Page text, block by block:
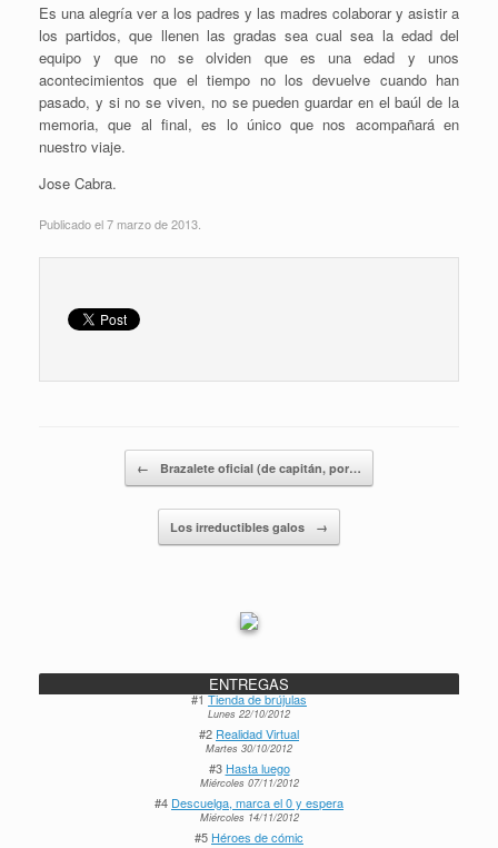
Es una alegría ver a los padres y las madres colaborar y asistir a
los partidos, que llenen las gradas sea cual sea la edad del
equipo y que no se olviden que es una edad y unos
acontecimientos que el tiempo no los devuelve cuando han
pasado, y si no se viven, no se pueden guardar en el baúl de la
memoria, que al final, es lo único que nos acompañará en
nuestro viaje.
Jose Cabra.
Publicado el 7 marzo de 2013.
← Brazalete oficial (de capitán, por…
Los irreductibles galos →
ENTREGAS
#1Tienda de brújulas
Lunes 22/10/2012
#2 Realidad Virtual
Martes 30/10/2012
#3 Hasta luego
Miércoles 07/11/2012
#4 Descuelga, marca el 0 y espera
Miércoles 14/11/2012
#5 Héroes de cómic